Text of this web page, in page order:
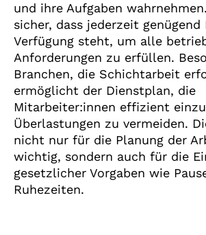
und ihre Aufgaben
sicher, dass jederzeit genügend
Verfügung steht, um alle
Anforderungen zu erfüllen.
Branchen, die Schichtarbeit
ermöglicht der Dienstplan, die
Mitarbeiter:innen effizient
Überlastungen zu vermeiden.
nicht nur für die Planung der
wichtig, sondern auch für die
gesetzlicher Vorgaben wie
Ruhezeiten.